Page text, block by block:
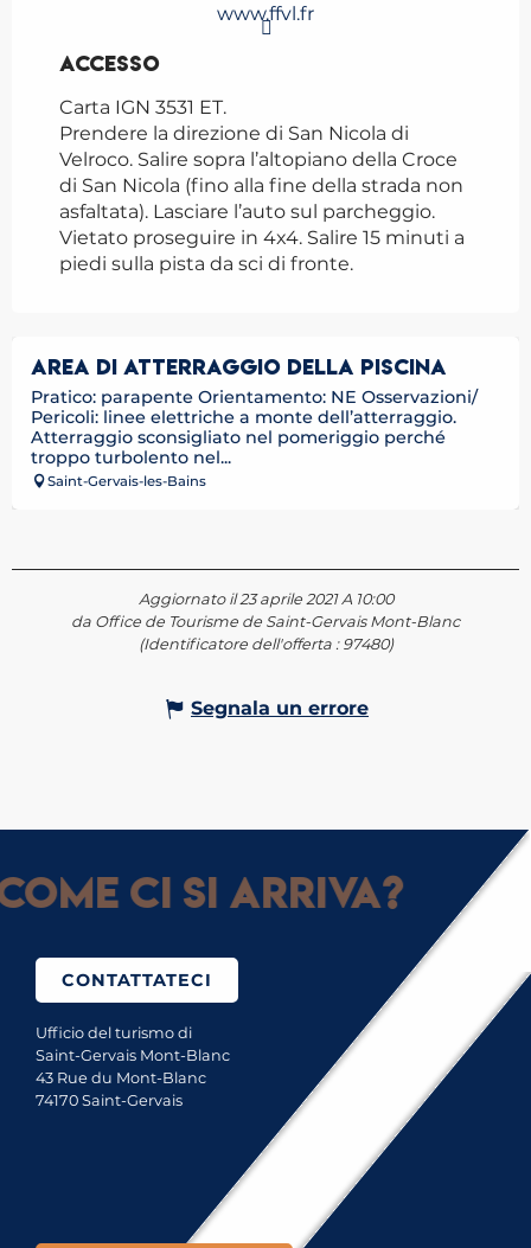
www.ffvl.fr
Accesso
Accesso
Carta IGN 3531 ET.
Prendere la direzione di San Nicola di
Velroco. Salire sopra l’altopiano della Croce
di San Nicola (fino alla fine della strada non
asfaltata). Lasciare l’auto sul parcheggio.
Vietato proseguire in 4x4. Salire 15 minuti a
piedi sulla pista da sci di fronte.
AREA DI ATTERRAGGIO DELLA PISCINA
Pratico: parapente Orientamento: NE Osservazioni/
Pericoli: linee elettriche a monte dell’atterraggio.
Atterraggio sconsigliato nel pomeriggio perché
troppo turbolento nel...
Saint-Gervais-les-Bains
Aggiornato il 23 aprile 2021 A 10:00
da Office de Tourisme de Saint-Gervais Mont-Blanc
(Identificatore dell'offerta : 97480)
Segnala un errore
ci si arriva?
CONTATTATECI
Ufficio del turismo di
Saint-Gervais Mont-Blanc
43 Rue du Mont-Blanc
74170 Saint-Gervais